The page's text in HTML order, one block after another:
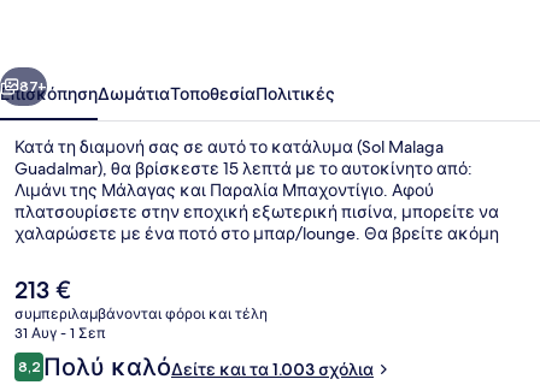
Επόμενο
87+
ΕπισκόπησηΔωμάτιαΤοποθεσίαΠολιτικές
Κατά τη διαμονή σας σε αυτό το κατάλυμα (Sol Malaga
Guadalmar), θα βρίσκεστε 15 λεπτά με το αυτοκίνητο από:
Λιμάνι της Μάλαγας και Παραλία Μπαχοντίγιο. Αφού
πλατσουρίσετε στην εποχική εξωτερική πισίνα, μπορείτε να
χαλαρώσετε με ένα ποτό στο μπαρ/lounge. Θα βρείτε ακόμη
παιδιά. Άλλοι ταξιδιώτες λατρεύουν το εξυπηρετικό
προσωπικό.
Η
τρέχουσα
τιμή
είναι
213 €
213 €
συμπεριλαμβάνονται φόροι και τέλη
31 Αυγ - 1 Σεπ
Σχόλια
8,28,2 στα 10
Πολύ καλόΔείτε και τα 1.003 σχόλια